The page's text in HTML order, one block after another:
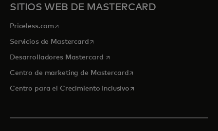
SITIOS WEB DE MASTERCARD
Priceless.com se abre en una pestaña nueva
Servicios de Mastercardse abre en una pestaña nueva
Desarrolladores Mastercard se abre en una pestaña nueva
Centro de marketing de Mastercardse abre en una pestaña
Centro para el Crecimiento Inclusivose abre en una pestaña